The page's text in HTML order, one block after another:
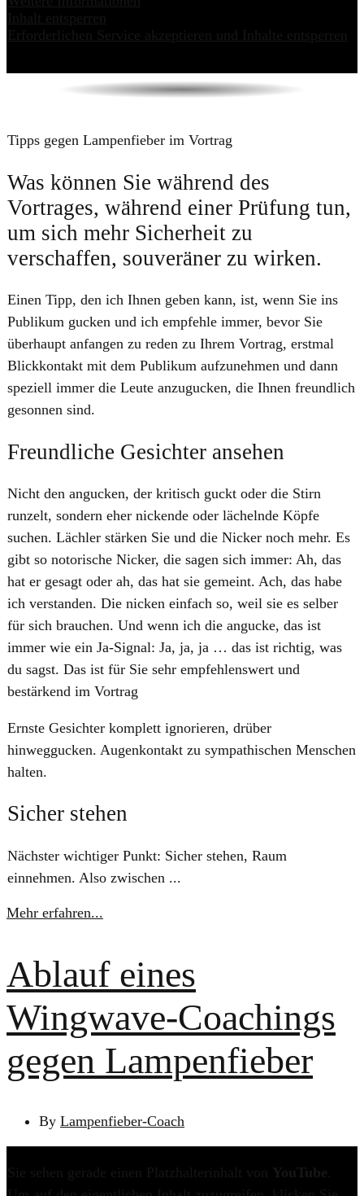
Tipps gegen Lampenfieber ​im Vortrag
Was können Sie während des
Vortrages, während einer Prüfung tun,
um sich mehr Sicherheit zu
verschaffen, souveräner zu wirken.
Einen Tipp, den ich Ihnen geben kann, ist, wenn Sie ins
Publikum gucken und ich empfehle immer, bevor Sie
überhaupt anfangen zu reden zu Ihrem Vortrag, erstmal
Blickkontakt mit dem Publikum aufzunehmen und dann
speziell immer die Leute anzugucken, die Ihnen freundlich
gesonnen sind.
Freundliche Gesichter ansehen
Nicht den angucken, der kritisch guckt oder die Stirn
runzelt, sondern eher nickende oder lächelnde Köpfe
suchen. Lächler stärken Sie und die Nicker noch mehr. Es
gibt so notorische Nicker, die sagen sich immer: Ah, das
hat er gesagt oder ah, das hat sie gemeint. Ach, das habe
ich verstanden. Die nicken einfach so, weil sie es selber
für sich brauchen. Und wenn ich die angucke, das ist
immer wie ein Ja-Signal: Ja, ja, ja … das ist richtig, was
du sagst. Das ist für Sie sehr empfehlenswert und
bestärkend im Vortrag
Ernste Gesichter komplett ignorieren, drüber
hinweggucken. Augenkontakt zu sympathischen Menschen
halten.
Sicher stehen
Nächster wichtiger Punkt: Sicher stehen, Raum
einnehmen. Also zwischen ...
Mehr erfahren...
Ablauf eines
Wingwave-Coachings
gegen Lampenfieber
By Lampenfieber-Coach